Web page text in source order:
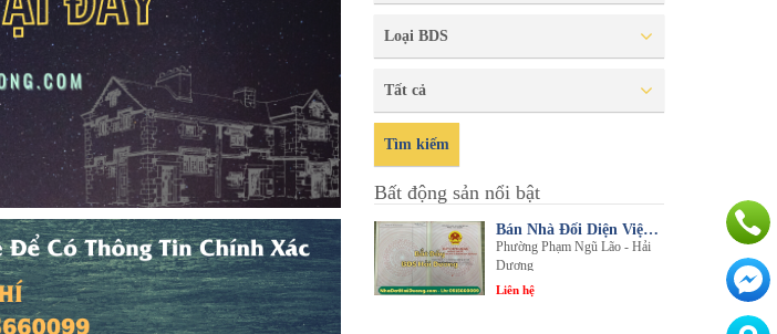
Loại BDS
Tất cả
Tìm kiếm
Bất động sản nổi bật
Bán Nhà Đối Diện Viện Đa Khoa Hải Dương - Nội Thất Sang Trọng, Tiện Nghi
Phường Phạm Ngũ Lão - Hải
Dương
Liên hệ